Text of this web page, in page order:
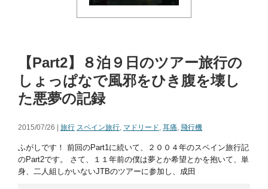
【Part2】８泊９日のツアー旅行の
しょっぱなで風邪をひき腹を壊し
た悪夢の記録
2015/07/26 | 旅行 スペイン旅行, マドリード, 耳痛, 飛行機
ふがしです！ 前回のPart1に続いて、２００４年のスペイン旅行記
のPart2です。 さて、１１年前の僕は夢とか希望とかを抱いて、単
身、二人組しかいないJTBのツアーに参加し、成田